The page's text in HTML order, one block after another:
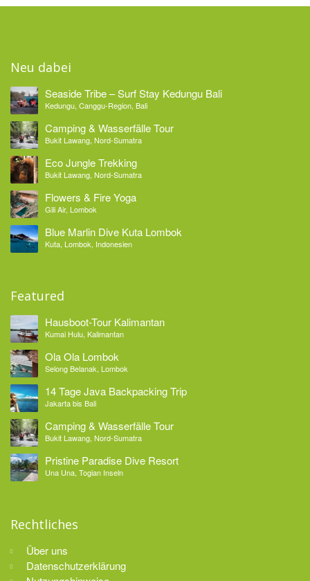
Neu dabei
Seaside Tribe – Surf Stay Kedungu Bali
Kedungu, Canggu-Region, Bali
Camping & Wasserfälle Tour
Bukit Lawang, Nord-Sumatra
Eco Jungle Trekking
Bukit Lawang, Nord-Sumatra
Flowers & Fire Yoga
Gili Air, Lombok
Blue Marlin Dive Kuta Lombok
Kuta, Lombok, Indonesien
Featured
Hausboot-Tour Kalimantan
Kumai Hulu, Kalimantan
Ola Ola Lombok
Selong Belanak, Lombok
14 Tage Java Backpacking Trip
Jakarta bis Bali
Camping & Wasserfälle Tour
Bukit Lawang, Nord-Sumatra
Pristine Paradise Dive Resort
Una Una, Togian Inseln
Rechtliches
Über uns
Datenschutzerklärung